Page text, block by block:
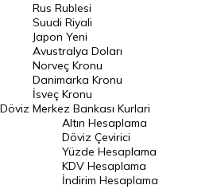
Riyal Kuru
Avustralya Doları
Danimarka Kronu Kuru
Kanada Doları Kuru
Norveç Kronu Kuru
İsveç Kronu Kuru
Japon Yeni Kuru
Serbest Piyasa Döviz Kurları
Döviz
Rus Rublesi
Suudi Riyali
Japon Yeni
Avustralya Doları
Norveç Kronu
Danimarka Kronu
İsveç Kronu
Merkez Bankası Kurlari
Altın Hesaplama
Döviz Çevirici
Yüzde Hesaplama
KDV Hesaplama
İndirim Hesaplama